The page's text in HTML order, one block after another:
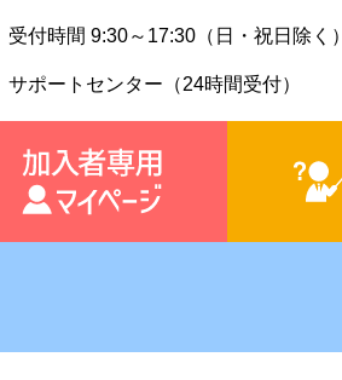
受付時間 9:30～17:30（日・祝日除く）
サポートセンター（24時間受付）